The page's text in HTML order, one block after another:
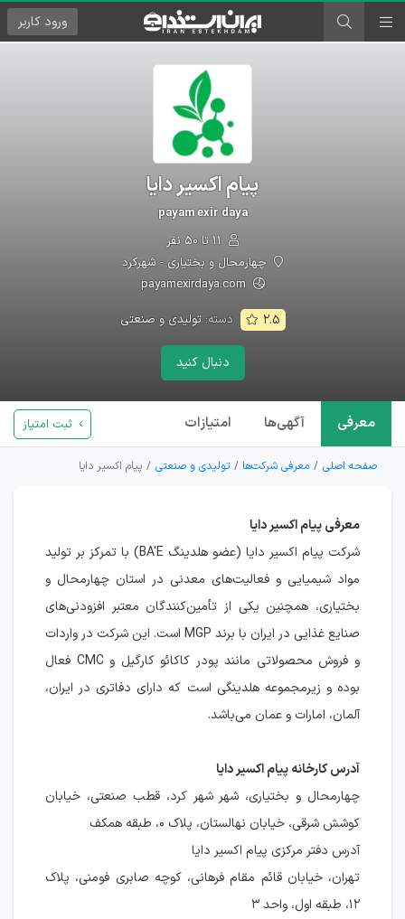
ورود کاربر
پیام اکسیر دایا
payam exir daya
چهارمحال و بختیاری - شهرکرد
payamexirdaya.com
۲.۵ دسته:تولیدی و صنعتی
دنبال کنید
معرفی آگهی‌ها امتیازات ثبت امتیاز
صفحه اصلی معرفی شرکت‌ها تولیدی و صنعتی پیام اکسیر دایا
معرفی پیام اکسیر دایا
شرکت پیام اکسیر دایا (عضو هلدینگ BA'E) با تمرکز بر تولید
مواد شیمیایی و فعالیت‌های معدنی در استان چهارمحال و
بختیاری، همچنین یکی از تأمین‌کنندگان معتبر افزودنی‌های
صنایع غذایی در ایران با برند MGP است. این شرکت در واردات
و فروش محصولاتی مانند پودر کاکائو کارگیل و CMC فعال
بوده و زیرمجموعه هلدینگی است که دارای دفاتری در ایران،
آلمان، امارات و عمان می‌باشد.
آدرس کارخانه پیام اکسیر دایا
چهارمحال و بختیاری، شهر شهر کرد، قطب صنعتی، خیابان
کوشش شرقی، خیابان نهالستان، پلاک ۰، طبقه همکف
آدرس دفتر مرکزی پیام اکسیر دایا
تهران، خیابان قائم مقام فرهانی، کوچه صابری فومنی، پلاک
۱۲، طبقه اول، واحد ۳